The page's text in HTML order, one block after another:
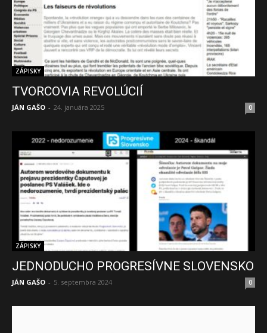
ZÁPISKY
TVORCOVIA REVOLÚCIÍ
JÁN GAŠO - 24. januára 2025 0
ZÁPISKY
JEDNODUCHO PROGRESÍVNE SLOVENSKO
JÁN GAŠO - 5. septembra 2024 0